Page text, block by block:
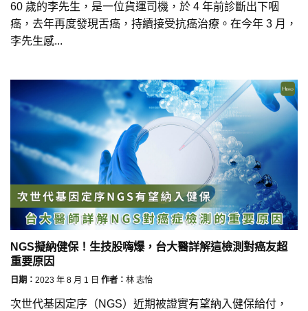
60 歲的李先生，是一位貨運司機，於 4 年前診斷出下咽
癌，去年再度發現舌癌，持續接受抗癌治療。在今年 3 月，
李先生感...
NGS擬納健保！生技股嗨爆，台大醫詳解這檢測對癌友超
重要原因
日期： 2023 年 8 月 1 日 作者： 林 志怡
次世代基因定序（NGS）近期被證實有望納入健保給付，